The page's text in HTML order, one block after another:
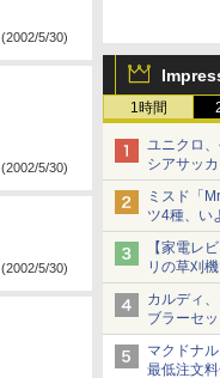
1時間
ユニクロ
シアサッ
ショーツ
ミスド「
ツ4種、い
【家電レ
リの草刈
カルディ
ブラーセ
当選無効分
マクドナ
最低注文
(2002/5/30)
(2002/5/30)
(2002/5/30)